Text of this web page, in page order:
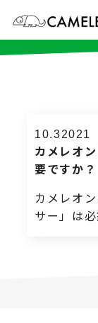
ブログ
10.32021
カメレオ
要ですか？
カメレオ
サー」は